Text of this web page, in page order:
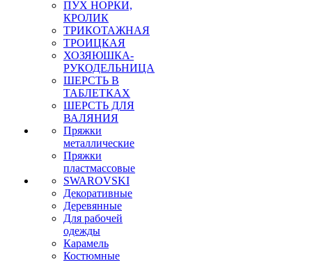
ПУХ НОРКИ,
КРОЛИК
ТРИКОТАЖНАЯ
ТРОИЦКАЯ
ХОЗЯЮШКА-
РУКОДЕЛЬНИЦА
ШЕРСТЬ В
ТАБЛЕТКАХ
ШЕРСТЬ ДЛЯ
ВАЛЯНИЯ
Пряжки
металлические
Пряжки
пластмассовые
SWAROVSKI
Декоративные
Деревянные
Для рабочей
одежды
Карамель
Костюмные